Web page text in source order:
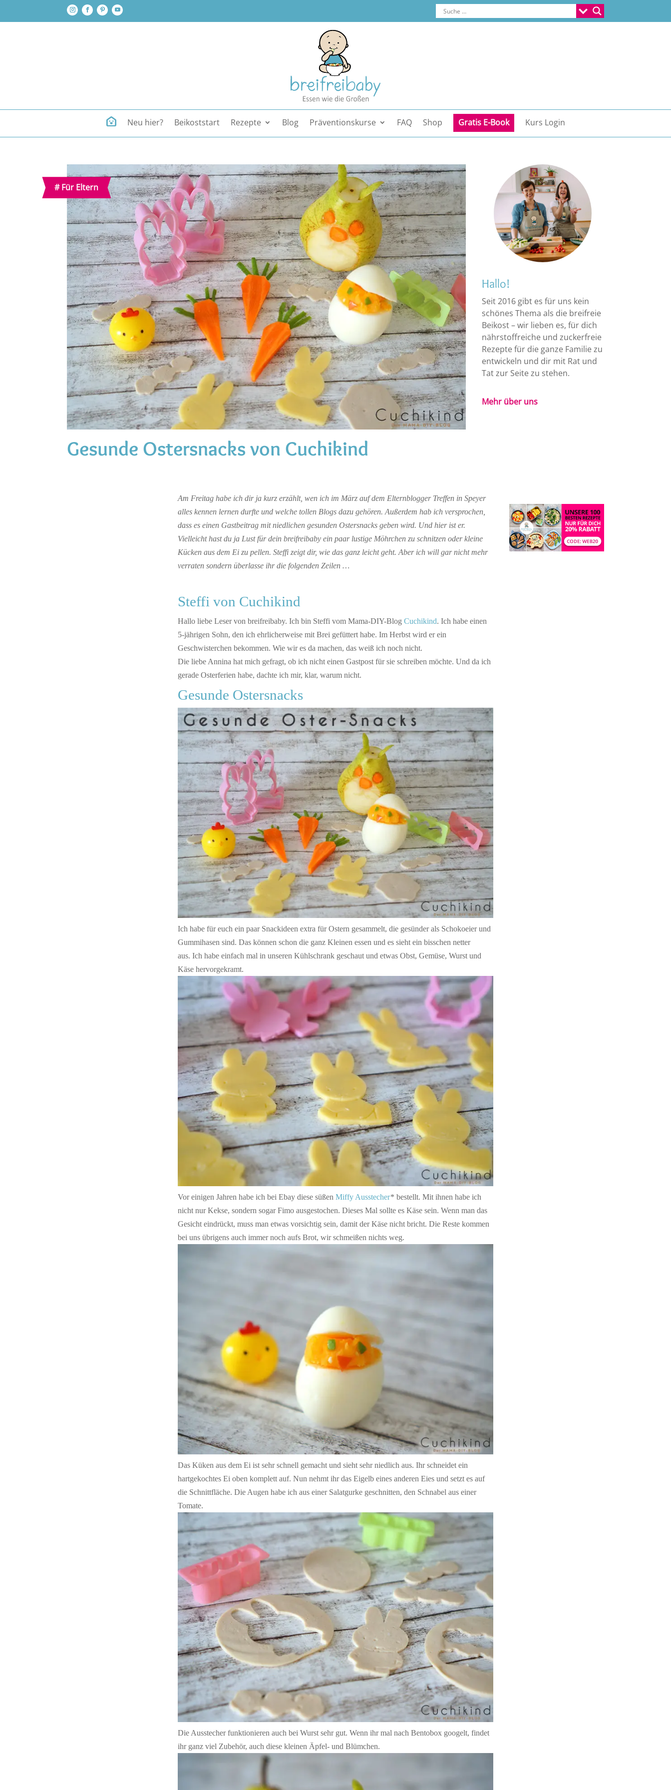
Neu hier? Beikoststart Rezepte Blog Präventionskurse FAQ Shop Gratis E-Book Kurs Login
#Für Eltern
Gesunde Ostersnacks von Cuchikind
Hallo!
Seit 2016 gibt es für uns kein
schönes Thema als die breifreie
Beikost – wir lieben es, für dich
nährstoffreiche und zuckerfreie
Rezepte für die ganze Familie zu
entwickeln und dir mit Rat und
Tat zur Seite zu stehen.
Mehr über uns
Am Freitag habe ich dir ja kurz erzählt, wen ich im März auf dem Elternblogger Treffen in Speyer
alles kennen lernen durfte und welche tollen Blogs dazu gehören. Außerdem hab ich versprochen,
dass es einen Gastbeitrag mit niedlichen gesunden Ostersnacks geben wird. Und hier ist er.
Vielleicht hast du ja Lust für dein breifreibaby ein paar lustige Möhrchen zu schnitzen oder kleine
Kücken aus dem Ei zu pellen. Steffi zeigt dir, wie das ganz leicht geht. Aber ich will gar nicht mehr
verraten sondern überlasse ihr die folgenden Zeilen …
Steffi von Cuchikind
Hallo liebe Leser von breifreibaby. Ich bin Steffi vom Mama-DIY-Blog Cuchikind. Ich habe einen
5-jährigen Sohn, den ich ehrlicherweise mit Brei gefüttert habe. Im Herbst wird er ein
Geschwisterchen bekommen. Wie wir es da machen, das weiß ich noch nicht.
Die liebe Annina hat mich gefragt, ob ich nicht einen Gastpost für sie schreiben möchte. Und da ich
gerade Osterferien habe, dachte ich mir, klar, warum nicht.
Gesunde Ostersnacks
Ich habe für euch ein paar Snackideen extra für Ostern gesammelt, die gesünder als Schokoeier und
Gummihasen sind. Das können schon die ganz Kleinen essen und es sieht ein bisschen netter
aus. Ich habe einfach mal in unseren Kühlschrank geschaut und etwas Obst, Gemüse, Wurst und
Käse hervorgekramt.
Vor einigen Jahren habe ich bei Ebay diese süßen Miffy Ausstecher* bestellt. Mit ihnen habe ich
nicht nur Kekse, sondern sogar Fimo ausgestochen. Dieses Mal sollte es Käse sein. Wenn man das
Gesicht eindrückt, muss man etwas vorsichtig sein, damit der Käse nicht bricht. Die Reste kommen
bei uns übrigens auch immer noch aufs Brot, wir schmeißen nichts weg.
Das Küken aus dem Ei ist sehr schnell gemacht und sieht sehr niedlich aus. Ihr schneidet ein
hartgekochtes Ei oben komplett auf. Nun nehmt ihr das Eigelb eines anderen Eies und setzt es auf
die Schnittfläche. Die Augen habe ich aus einer Salatgurke geschnitten, den Schnabel aus einer
Tomate.
Die Ausstecher funktionieren auch bei Wurst sehr gut. Wenn ihr mal nach Bentobox googelt, findet
ihr ganz viel Zubehör, auch diese kleinen Äpfel- und Blümchen.